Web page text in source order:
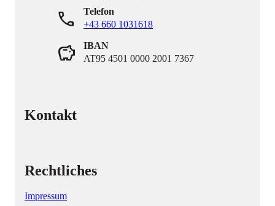
phone
Telefon
+43 660 1031618
savings
IBAN
AT95 4501 0000 2001 7367
Kontakt
Rechtliches
Impressum